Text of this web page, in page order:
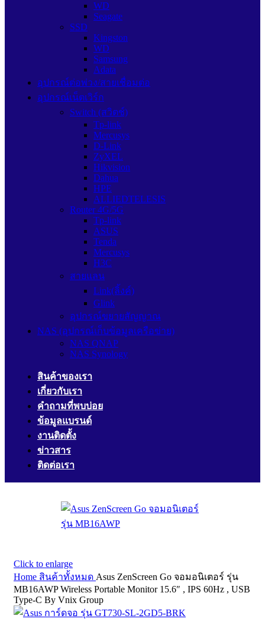
WD
Seagate
SSD
Kingston
WD
Samsung
Adata
อุปกรณ์ต่อพ่วง/สายเชื่อมต่อ
อุปกรณ์เน็ตเวิร์ก
Switch (สวิตช์)
Tp-link
Mercusys
D-Link
ZyXEL
Hikvision
Dahua
HPE
ALLIEDTELESIS
Router 4G/5G
Tp-link
ASUS
Tenda
Mercusys
H3C
สายแลน
Link(ลิ้งค์)
Glink
อุปกรณ์ขยายสัญญาณ
NAS (อุปกรณ์เก็บข้อมูลเครือข่าย)
NAS QNAP
NAS Synology
สินค้าของเรา
เกี่ยวกับเรา
คำถามที่พบบ่อย
ข้อมูลแบรนด์
งานติดตั้ง
ข่าวสาร
ติดต่อเรา
Click to enlarge
Home สินค้าทั้งหมด Asus ZenScreen Go จอมอนิเตอร์ รุ่น
MB16AWP Wireless Portable Monitor 15.6″ , IPS 60Hz , USB
Type-C By Vnix Group